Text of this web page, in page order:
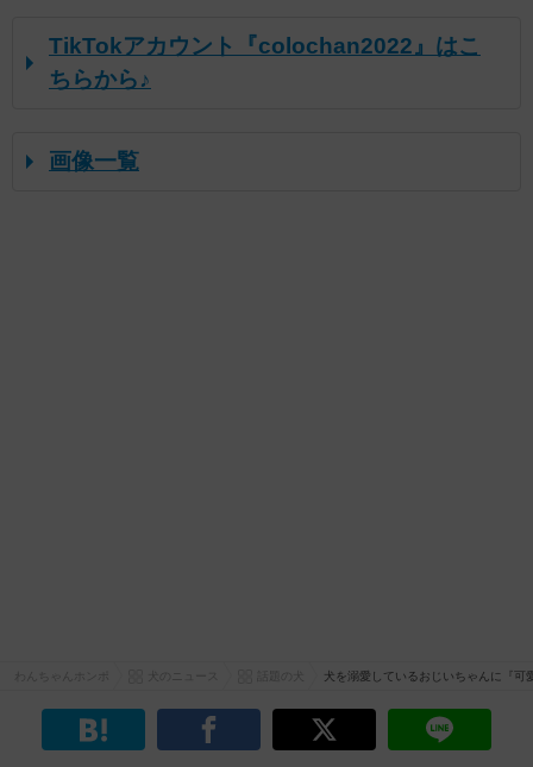
TikTokアカウント『colochan2022』はこ
ちらから♪
画像一覧
犬を溺愛しているおじいちゃんに『